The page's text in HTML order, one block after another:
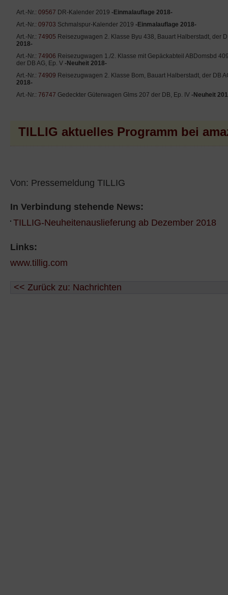
Art.-Nr.: 09567 DR-Kalender 2019 -Einmalauflage 2018-
Art.-Nr.: 09703 Schmalspur-Kalender 2019 -Einmalauflage 2018-
Art.-Nr.: 74905 Reisezugwagen 2. Klasse Byu 438, Bauart Halberstadt, der
2018-
Art.-Nr.: 74906 Reisezugwagen 1./2. Klasse mit Gepäckabteil ABDomsbd
der DB AG, Ep. V -Neuheit 2018-
Art.-Nr.: 74909 Reisezugwagen 2. Klasse Bom, Bauart Halberstadt, der DB
2018-
Art.-Nr.: 76747 Gedeckter Güterwagen Glms 207 der DB, Ep. IV -Neuheit
TILLIG aktuelles Programm bei
Von: Pressemeldung TILLIG
In Verbindung stehende News:
TILLIG-Neuheitenauslieferung ab Dezember 2018
Links:
www.tillig.com
<< Zurück zu: Nachrichten